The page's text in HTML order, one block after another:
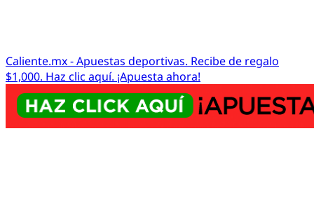
Caliente.mx - Apuestas deportivas. Recibe de regalo
$1,000. Haz clic aquí. ¡Apuesta ahora!